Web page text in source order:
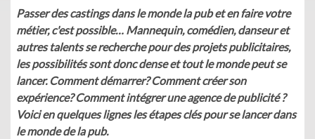
Passer des castings dans le monde la pub et en faire votre
métier, c'est possible… Mannequin, comédien, danseur et
autres talents se recherche pour des projets publicitaires,
les possibilités sont donc dense et tout le monde peut se
lancer. Comment démarrer? Comment créer son
expérience? Comment intégrer une agence de publicité ?
Voici en quelques lignes les étapes clés pour se lancer dans
le monde de la pub.